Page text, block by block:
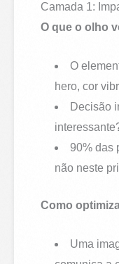
Camada 1:
O que o olho
O
hero, cor
Decisão
90% das
não neste
Como
Uma